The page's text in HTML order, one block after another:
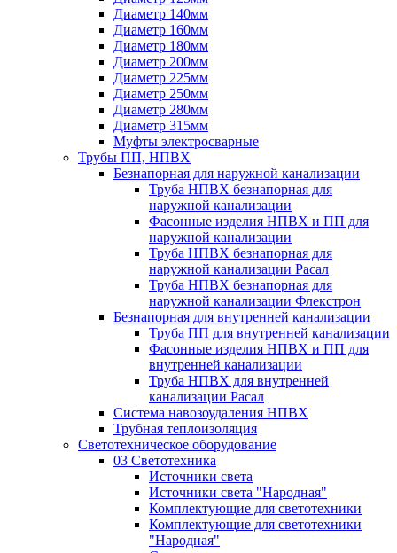
Диаметр 140мм
Диаметр 160мм
Диаметр 180мм
Диаметр 200мм
Диаметр 225мм
Диаметр 250мм
Диаметр 280мм
Диаметр 315мм
Муфты электросварные
Трубы ПП, НПВХ
Безнапорная для наружной канализации
Труба НПВХ безнапорная для
наружной канализации
Фасонные изделия НПВХ и ПП для
наружной канализации
Труба НПВХ безнапорная для
наружной канализации Расал
Труба НПВХ безнапорная для
наружной канализации Флекстрон
Безнапорная для внутренней канализации
Труба ПП для внутренней канализации
Фасонные изделия НПВХ и ПП для
внутренней канализации
Труба НПВХ для внутренней
канализации Расал
Система навозоудаления НПВХ
Трубная теплоизоляция
Светотехническое оборудование
03 Светотехника
Источники света
Источники света "Народная"
Комплектующие для светотехники
Комплектующие для светотехники
"Народная"